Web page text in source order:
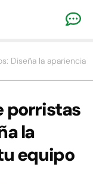
Diseña la apariencia
porristas
la
equipo